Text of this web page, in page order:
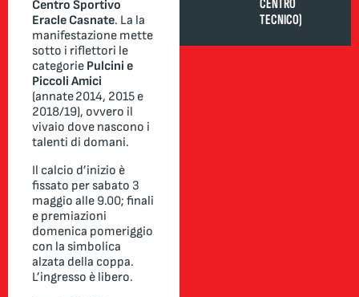
Centro Sportivo
Eracle Casnate. La la
manifestazione mette
sotto i riflettori le
categorie Pulcini e
Piccoli Amici
(annate 2014, 2015 e
2018/19), ovvero il
vivaio dove nascono i
talenti di domani.
Il calcio d’inizio è
fissato per sabato 3
maggio alle 9.00; finali
e premiazioni
domenica pomeriggio
con la simbolica
alzata della coppa.
L’ingresso è libero.
CENTRO
TECNICO)